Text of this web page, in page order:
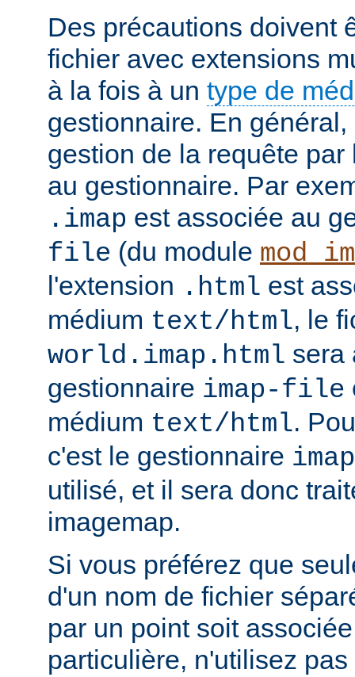
Des précautions doivent
fichier avec extensions
à la fois à un type de
gestionnaire. En
gestion de la requête
au gestionnaire. Par
.imap est associée au
file (du module
l'extension .html est
médium text/html, le
world.imap.html sera
gestionnaire imap-file
médium text/html.
c'est le gestionnaire
utilisé, et il sera donc
imagemap.
Si vous préférez que
d'un nom de fichier
par un point soit
particulière, n'utilisez